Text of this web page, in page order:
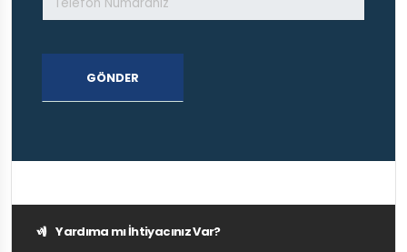
GÖNDER
Yardıma mı İhtiyacınız Var?